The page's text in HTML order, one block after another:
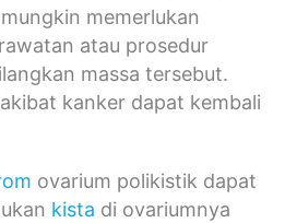
memerlukan
atau prosedur
massa tersebut.
kanker dapat kembali
ovarium polikistik dapat
kista di ovariumnya